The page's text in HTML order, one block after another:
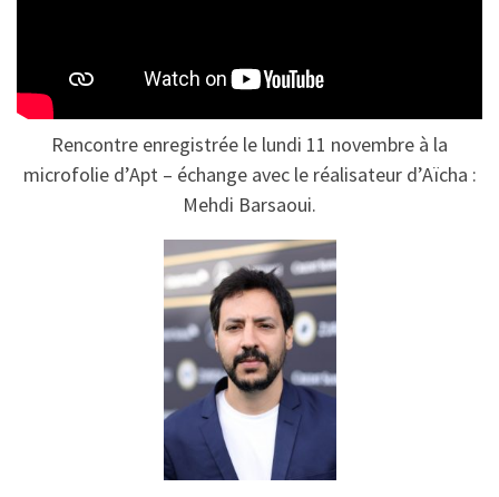
Rencontre enregistrée le lundi 11 novembre à la
microfolie d’Apt – échange avec le réalisateur d’Aïcha :
Mehdi Barsaoui.